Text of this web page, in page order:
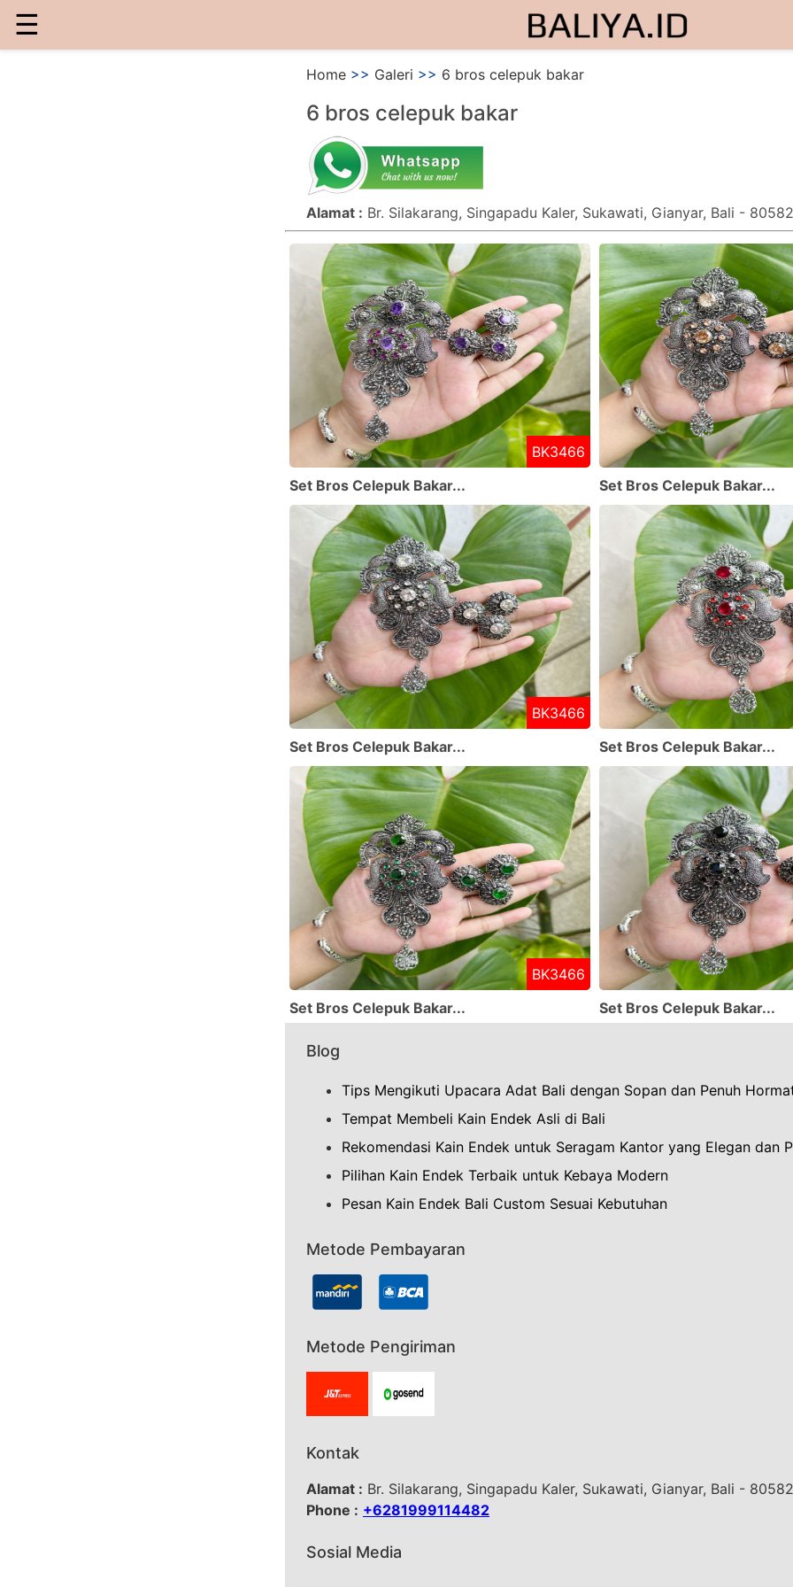
☰
Home >> Galeri >> 6 bros celepuk bakar
6 bros celepuk bakar
Alamat : Br. Silakarang, Singapadu Kaler, Sukawati, Gianyar, Bali - 80582
BK3466
Set Bros Celepuk Bakar...
Set Bros Celepuk Bakar...
BK3466
Set Bros Celepuk Bakar...
Set Bros Celepuk Bakar...
BK3466
Set Bros Celepuk Bakar...
Set Bros Celepuk Bakar...
Blog
Tips Mengikuti Upacara Adat Bali dengan Sopan dan Penuh
Tempat Membeli Kain Endek Asli di Bali
Rekomendasi Kain Endek untuk Seragam Kantor yang Elegan dan
Pilihan Kain Endek Terbaik untuk Kebaya Modern
Pesan Kain Endek Bali Custom Sesuai Kebutuhan
Metode Pembayaran
Metode Pengiriman
Kontak
Alamat : Br. Silakarang, Singapadu Kaler, Sukawati, Gianyar, Bali - 80582
Phone : +6281999114482
Sosial Media